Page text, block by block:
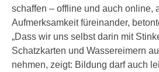
schaffen – offline und auch online,
Aufmerksamkeit füreinander,
„Dass wir uns selbst darin mit
Schatzkarten und Wassereimern
nehmen, zeigt: Bildung darf auch